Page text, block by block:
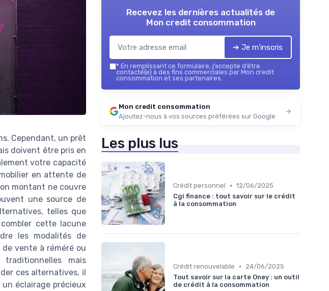
Cependant, un prêt
doivent être pris en
votre capacité
en attente de
montant ne couvre
une source de
telles que
cette lacune
les modalités de
vente à réméré ou
mais
ces alternatives, il
éclairage précieux
Recevez les dernières actualités de
Mon credit consommation
➔ Je m'inscris
* En remplissant ce formulaire, j’accepte d’être
contacté(e) à des fins commerciales par Mon credit
consommation et ses partenaires.
Mon credit consommation
Ajoutez-nous à vos sources préférées sur Google
Les plus lus
Crédit personnel • 12/06/2025
Cgi finance : tout savoir sur le crédit
à la consommation
Crédit renouvelable •
24/06/2025
Tout savoir sur la carte Oney : un outil
de crédit à la consommation